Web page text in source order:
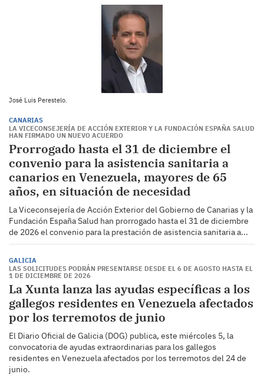
José Luis Perestelo.
CANARIAS
LA VICECONSEJERÍA DE ACCIÓN EXTERIOR Y LA FUNDACIÓN ESPAÑA SALUD
HAN FIRMADO UN NUEVO ACUERDO
Prorrogado hasta el 31 de diciembre el
convenio para la asistencia sanitaria a
canarios en Venezuela, mayores de 65
años, en situación de necesidad
La Viceconsejería de Acción Exterior del Gobierno de Canarias y la
Fundación España Salud han prorrogado hasta el 31 de diciembre
de 2026 el convenio para la prestación de asistencia sanitaria a...
GALICIA
LAS SOLICITUDES PODRÁN PRESENTARSE DESDE EL 6 DE AGOSTO HASTA EL
1 DE DICIEMBRE DE 2026
La Xunta lanza las ayudas específicas a los
gallegos residentes en Venezuela afectados
por los terremotos de junio
El Diario Oficial de Galicia (DOG) publica, este miércoles 5, la
convocatoria de ayudas extraordinarias para los gallegos
residentes en Venezuela afectados por los terremotos del 24 de
junio.